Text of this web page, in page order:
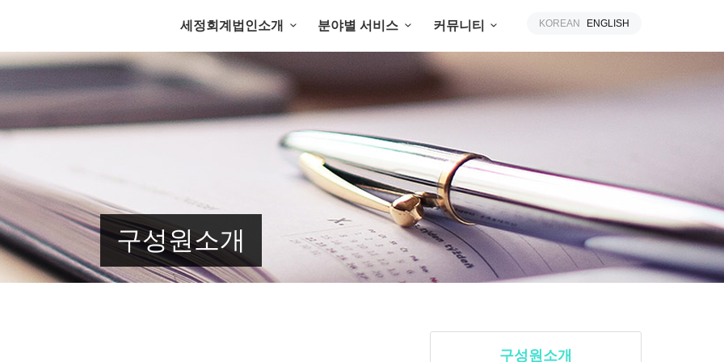
KOREAN ENGLISH
세정회계법인소개 분야별 서비스 커뮤니티
구성원소개
구성원소개